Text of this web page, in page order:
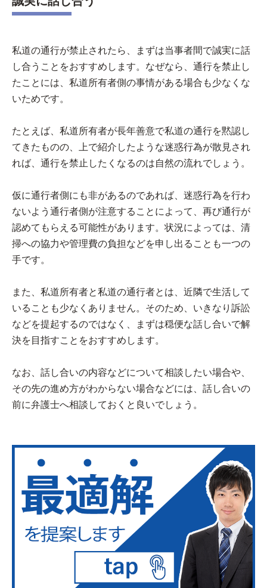
私道の通行が禁止されたら、まずは当事者間で誠実に話
し合うことをおすすめします。なぜなら、通行を禁止し
たことには、私道所有者側の事情がある場合も少なくな
いためです。
たとえば、私道所有者が長年善意で私道の通行を黙認し
てきたものの、上で紹介したような迷惑行為が散見され
れば、通行を禁止したくなるのは自然の流れでしょう。
仮に通行者側にも非があるのであれば、迷惑行為を行わ
ないよう通行者側が注意することによって、再び通行が
認めてもらえる可能性があります。状況によっては、清
掃への協力や管理費の負担などを申し出ることも一つの
手です。
また、私道所有者と私道の通行者とは、近隣で生活して
いることも少なくありません。そのため、いきなり訴訟
などを提起するのではなく、まずは穏便な話し合いで解
決を目指すことをおすすめします。
なお、話し合いの内容などについて相談したい場合や、
その先の進め方がわからない場合などには、話し合いの
前に弁護士へ相談しておくと良いでしょう。